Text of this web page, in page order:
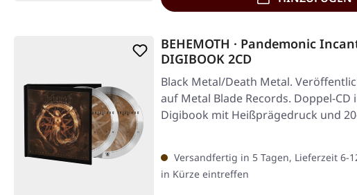
BEHEMOTH · Pandemonic
DIGIBOOK 2CD
Black Metal/Death Metal.
auf Metal Blade Records. Doppel-CD
Digibook mit Heißprägedruck und
Versandfertig in 5 Tagen, Lieferzeit 6-
in Kürze eintreffen